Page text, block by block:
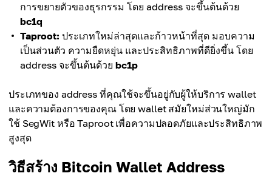
การขยายตัวของธุรกรรม โดย address จะขึ้นต้นด้วย
bc1q
Taproot: ประเภทใหม่ล่าสุดและก้าวหน้าที่สุด มอบความ
เป็นส่วนตัว ความยืดหยุ่น และประสิทธิภาพที่ดียิ่งขึ้น โดย
address จะขึ้นต้นด้วย bc1p
ประเภทของ address ที่คุณใช้จะขึ้นอยู่กับผู้ให้บริการ wallet
และความต้องการของคุณ โดย wallet สมัยใหม่ส่วนใหญ่มัก
ใช้ SegWit หรือ Taproot เพื่อความปลอดภัยและประสิทธิภาพ
สูงสุด
วิธีสร้าง Bitcoin Wallet Address